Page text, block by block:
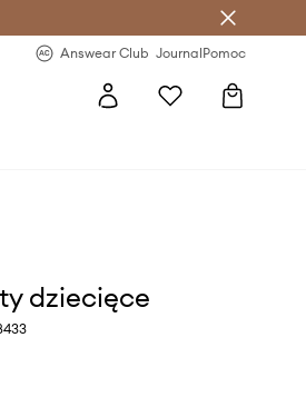
Answear Club JournalPomoc
dziecięce